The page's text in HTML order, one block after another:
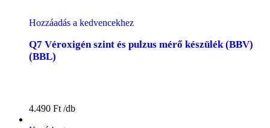
Hozzáadás a kedvencekhez
Q7 Véroxigén szint és pulzus mérő készülék (BBV)
(BBL)
4.490 Ft